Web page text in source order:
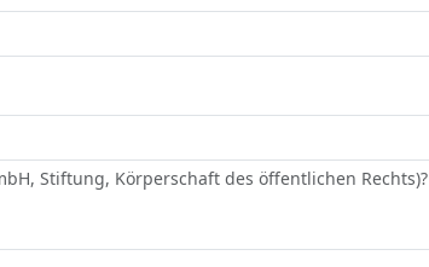
Stiftung, Körperschaft des öffentlichen Rechts)?